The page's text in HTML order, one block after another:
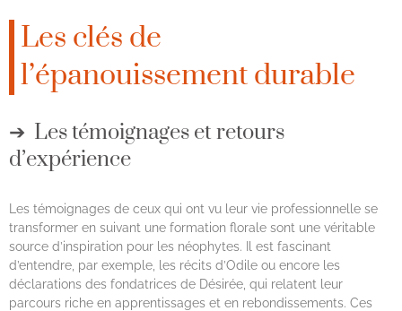
Les clés de
l’épanouissement durable
Les témoignages et retours
d’expérience
Les témoignages de ceux qui ont vu leur vie professionnelle se
transformer en suivant une formation florale sont une véritable
source d’inspiration pour les néophytes. Il est fascinant
d’entendre, par exemple, les récits d’Odile ou encore les
déclarations des fondatrices de Désirée, qui relatent leur
parcours riche en apprentissages et en rebondissements. Ces